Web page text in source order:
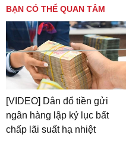
BẠN CÓ THỂ QUAN TÂM
[VIDEO] Dân đổ tiền gửi
ngân hàng lập kỷ lục bất
chấp lãi suất hạ nhiệt